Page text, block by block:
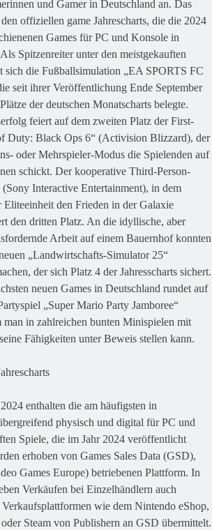
und Gamer in Deutschland an. Das
offiziellen game Jahrescharts, die die 2024
Games für PC und Konsole in
Spitzenreiter unter den meistgekauften
sich die Fußballsimulation „EA SPORTS FC
seit ihrer Veröffentlichung Ende September
der deutschen Monatscharts belegte.
feiert auf dem zweiten Platz der First-
Duty: Black Ops 6“ (Activision Blizzard), der
oder Mehrspieler-Modus die Spielenden auf
schickt. Der kooperative Third-Person-
Interactive Entertainment), in dem
Eliteeinheit den Frieden in der Galaxie
den dritten Platz. An die idyllische, aber
Arbeit auf einem Bauernhof konnten
„Landwirtschafts-Simulator 25“
der sich Platz 4 der Jahresscharts sichert.
neuen Games in Deutschland rundet auf
„Super Mario Party Jamboree“
man in zahlreichen bunten Minispielen mit
Fähigkeiten unter Beweis stellen kann.
enthalten die am häufigsten in
physisch und digital für PC und
Spiele, die im Jahr 2024 veröffentlicht
erhoben von Games Sales Data (GSD),
Games Europe) betriebenen Plattform. In
Verkäufen bei Einzelhändlern auch
wie dem Nintendo eShop,
Steam von Publishern an GSD übermittelt.